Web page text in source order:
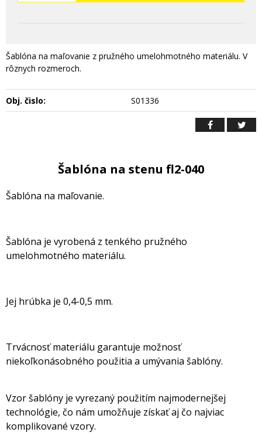
Šablóna na maľovanie z pružného umelohmotného materiálu. V
rôznych rozmeroch.
Obj. čislo: S01336
Šablóna na stenu fl2-040
Šablóna na maľovanie.
Šablóna je vyrobená z tenkého pružného
umelohmotného materiálu.
Jej hrúbka je 0,4-0,5 mm.
Trvácnosť materiálu garantuje možnosť
niekoľkonásobného použitia a umývania šablóny.
Vzor šablóny je vyrezaný použitím najmodernejšej
technológie, čo nám umožňuje získať aj čo najviac
komplikované vzory.